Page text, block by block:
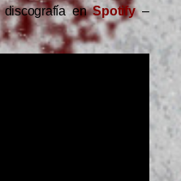
enSpotify–